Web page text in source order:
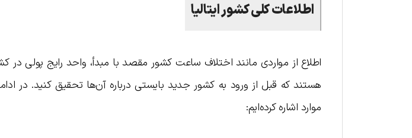
اطلاعات کلی کشور ایتالیا
اطلاع از مواردی مانند اختلاف ساعت کشور مقصد با مبدأ، واحد رایج پولی در
هستند که قبل از ورود به کشور جدید بایستی درباره آن‌ها تحقیق کنید. در
موارد اشاره کرده‌ایم: